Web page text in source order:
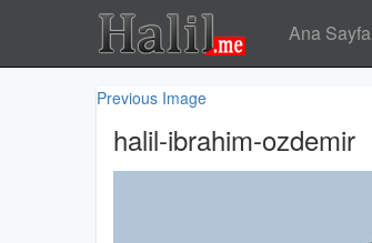
Halil.me Ana Sayfa
Previous Image
halil-ibrahim-ozdemir